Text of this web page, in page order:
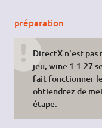
préparation
DirectX n'est
jeu, wine 1.1.27
fait fonctionner
obtiendrez de
étape.